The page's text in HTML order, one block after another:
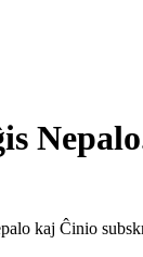
kaj Ĉinio